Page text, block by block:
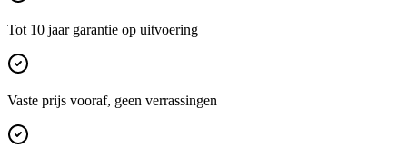
Tot 10 jaar garantie op uitvoering
Vaste prijs vooraf, geen verrassingen